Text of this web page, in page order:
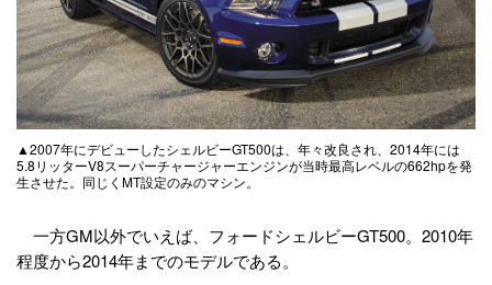
▲2007年にデビューしたシェルビーGT500は、年々改良され、2014年には
5.8リッターV8スーパーチャージャーエンジンが当時最高レベルの662hpを発
生させた。同じくMT設定のみのマシン。
一方GM以外でいえば、フォードシェルビーGT500。2010年
程度から2014年までのモデルである。